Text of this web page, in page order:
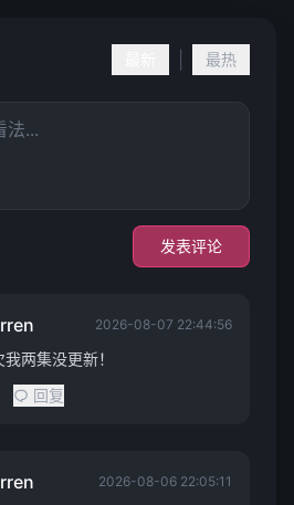
最热
发表评论
2026-08-07 22:44:56
两集没更新！
回复
2026-08-06 22:05:11